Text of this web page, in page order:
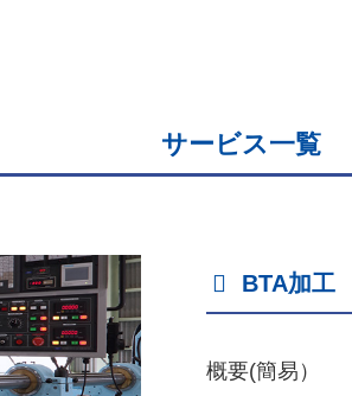
サービス一覧
BTA加工
概要(簡易）